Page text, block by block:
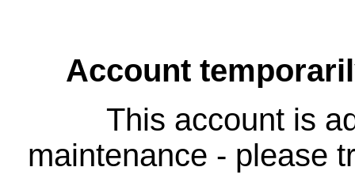
Account
This account is
maintenance - please